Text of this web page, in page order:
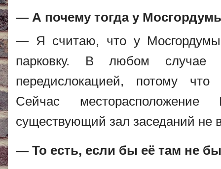
— А почему тогда у
— Я считаю, что у
парковку. В любом
передислокацией, потому что
Сейчас
существующий зал заседаний не
— То есть, если бы её там не